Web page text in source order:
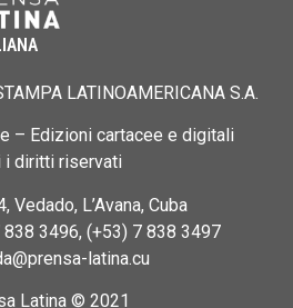
LATINOAMERICANA S.A.
– Edizioni cartacee e digitali
i diritti riservati
Vedado, L’Avana, Cuba
3496, (+53) 7 838 3497
latina.cu
Latina © 2021